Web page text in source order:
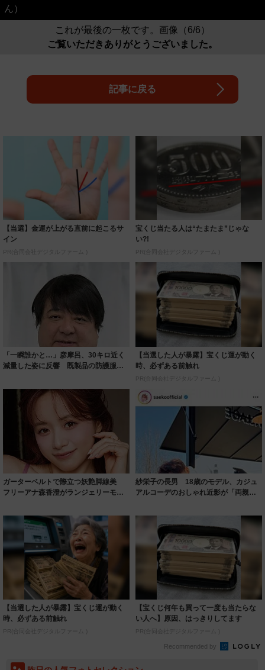
ん）
これが最後の一枚です。画像（6/6）
ご覧いただきありがとうございました。
記事に戻る
【当選】金運が上がる直前に起こるサ
イン
PR(合同会社デジタルファーム )
宝くじ当たる人は“たまたま”じゃな
い?!
PR(合同会社デジタルファーム )
「一瞬誰かと…」彦摩呂、30キロ近く
減量した姿に反響 既製品の防護服が
【当選した人が暴露】宝くじ運が動く
時、必ずある前触れ
PR(合同会社デジタルファーム )
ガーターベルトで際立つ妖艶脚線美
フリーアナ森香澄がランジェリーモデ
紗栄子の長男 18歳のモデル、カジュ
アルコーデのおしゃれ近影が「両親の
【当選した人が暴露】宝くじ運が動く
時、必ずある前触れ
PR(合同会社デジタルファーム )
【宝くじ何年も買って一度も当たらな
い人へ】原因、はっきりしてます
PR(合同会社デジタルファーム )
Recommended by